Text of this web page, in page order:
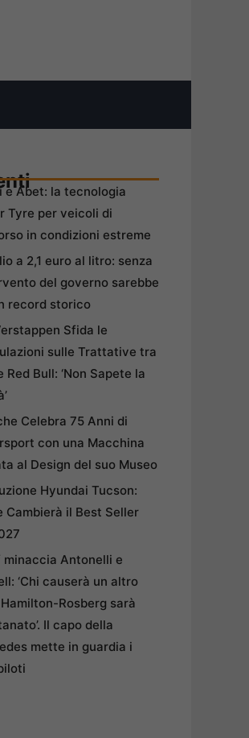
e Abet: la tecnologia
Tyre per veicoli di
in condizioni estreme
a 2,1 euro al litro: senza
del governo sarebbe
record storico
Sfida le
sulle Trattative tra
Red Bull: ‘Non Sapete la
Celebra 75 Anni di
con una Macchina
al Design del suo Museo
Hyundai Tucson:
Cambierà il Best Seller
minaccia Antonelli e
‘Chi causerà un altro
Rosberg sarà
Il capo della
mette in guardia i